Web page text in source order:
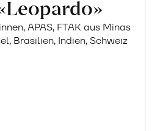
APAS, FTAK aus Minas
Brasilien, Indien, Schweiz